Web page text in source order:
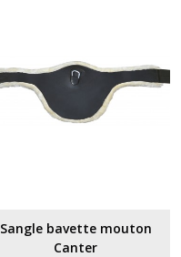
Sangle bavette mouton
Canter